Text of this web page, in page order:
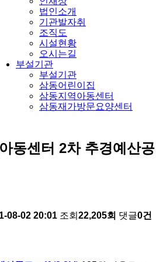
법인소개
기관발자취
조직도
시설현황
오시는길
부설기관
부설기관
삼동어린이집
삼동지역아동센터
삼동재가방문요양센터
동센터 2차 추경예산공
08-02 20:01 조회 22,205회 댓글0건